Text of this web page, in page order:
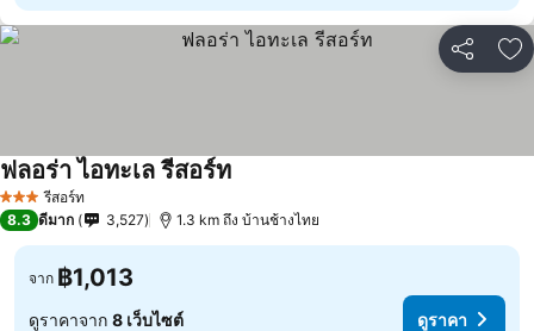
แชร์ เ
3 ดาว รีสอร์ท
ฟลอร่า ไอทะเล รีสอร์ทดูราคา
8.3 ดีมาก 3,527 1.3 km ถึง บ้านช้างไทย
จาก ฿1,013
ดูราคาจาก 8 เว็บไซต์ ดูราคา